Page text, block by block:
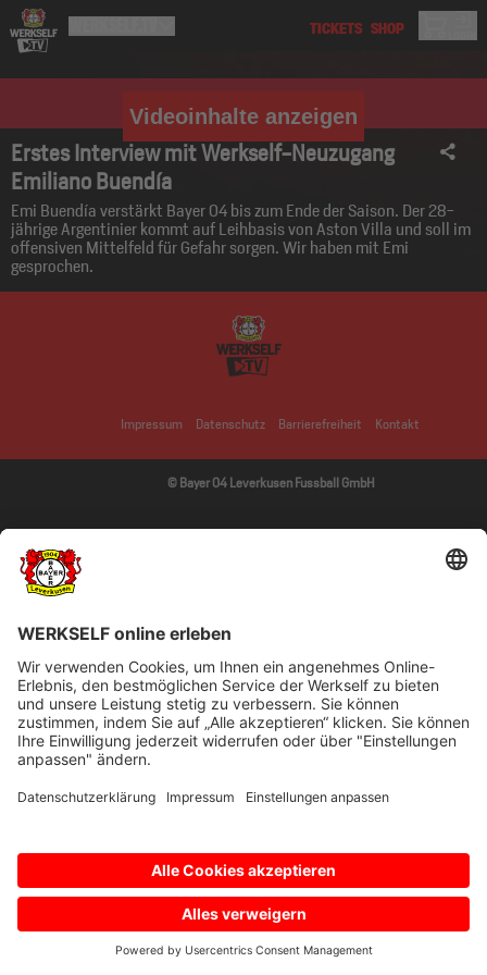
Videoinhalte anzeigen
Erstes Interview mit Werkself-Neuzugang
Emiliano Buendía
Emi Buendía verstärkt Bayer 04 bis zum Ende der Saison. Der 28-
jährige Argentinier kommt auf Leihbasis von Aston Villa und soll im
offensiven Mittelfeld für Gefahr sorgen. Wir haben mit Emi
gesprochen.
Impressum Datenschutz Barrierefreiheit Kontakt
© Bayer 04 Leverkusen Fussball GmbH